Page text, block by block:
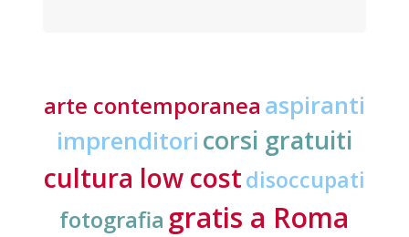
arte contemporanea aspiranti
imprenditori corsi gratuiti
cultura low costdisoccupati
fotografia gratis a Roma